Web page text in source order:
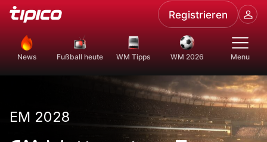
Registrieren
News Fußball heute WM Tipps WM 2026 Menu
EM 2028